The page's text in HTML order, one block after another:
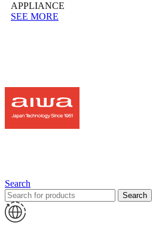
APPLIANCE
SEE MORE
Search
Search